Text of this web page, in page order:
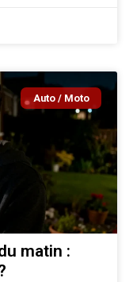
Auto / Moto
matin :